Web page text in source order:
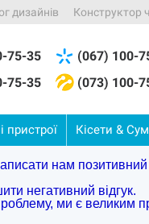
дизайнів Конструктор
75-35
75-35
(067) 100-
(073) 100-
пристрої Кісети &
нам
негативний відгук.
ми є великим